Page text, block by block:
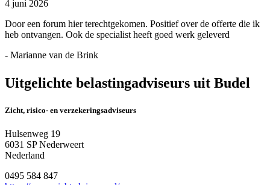
4 juni 2026
Door een forum hier terechtgekomen. Positief over de offerte die ik
heb ontvangen. Ook de specialist heeft goed werk geleverd
- Marianne van de Brink
Uitgelichte belastingadviseurs uit Budel
Zicht, risico- en verzekeringsadviseurs
Hulsenweg 19
6031 SP Nederweert
Nederland
0495 584 847